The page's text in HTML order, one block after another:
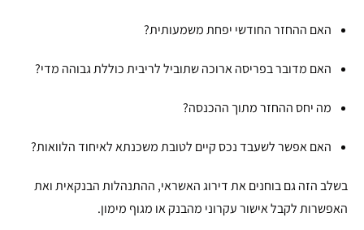
האם ההחזר החודשי יפחת משמעותית?
האם מדובר בפריסה ארוכה שתוביל לריבית כוללת גבוהה מדי?
מה יחס ההחזר מתוך ההכנסה?
האם אפשר לשעבד נכס קיים לטובת משכנתא לאיחוד הלוואות?
בשלב הזה גם בוחנים את דירוג האשראי, ההתנהלות הבנקאית ואת
האפשרות לקבל אישור עקרוני מהבנק או מגוף מימון.